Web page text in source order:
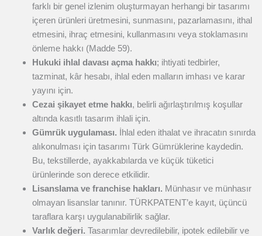
farklı bir genel izlenim oluşturmayan herhangi bir tasarımı
içeren ürünleri üretmesini, sunmasını, pazarlamasını, ithal
etmesini, ihraç etmesini, kullanmasını veya stoklamasını
önleme hakkı (Madde 59).
Hukuki ihlal davası açma hakkı; ihtiyati tedbirler,
tazminat, kâr hesabı, ihlal eden malların imhası ve karar
yayını için.
Cezai şikayet etme hakkı, belirli ağırlaştırılmış koşullar
altında kasıtlı tasarım ihlali için.
Gümrük uygulaması. İhlal eden ithalat ve ihracatın sınırda
alıkonulması için tasarımı Türk Gümrüklerine kaydedin.
Bu, tekstillerde, ayakkabılarda ve küçük tüketici
ürünlerinde son derece etkilidir.
Lisanslama ve franchise hakları. Münhasır ve münhasır
olmayan lisanslar tanınır. TÜRKPATENT’e kayıt, üçüncü
taraflara karşı uygulanabilirlik sağlar.
Varlık değeri. Tasarımlar devredilebilir, ipotek edilebilir ve